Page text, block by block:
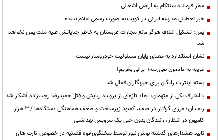
سفر فرمانده سنتکام به اراضی اشغالی
خبر تعطیلی مدرسه ایرانی در کویت به صورت رسمی اعلام نشده
یمن: تشکیل ائتلاف هرگز مانع مجازات عربستان به خاطر جنایاتش علیه ملت یمن نخواهد
شد
نشان استاندارد به معنای پایان مسئولیت خودروساز نیست
غریبه به دادمون نمی‌رسه؛ ایرانی بخریم!
بسته اینترنت رایگان برای خبرنگاران فعال شد
با اعتراف یکی از متهمان، ابعاد تازه‌ای از پرونده ربایش و قتل حمیدرضا رجب‌زاده آشکار شد
ریمـدان؛ مرزی گرفتار در صف، کمبود زیرساخت و ضعف هماهنگی دستگاه‌ها / ۳ هزار
کامیون در انتظار، رانندگان بدون حتی یک سرویس بهداشتی!
تایید هشدارهای گذشته بولتن نیوز توسط سخنگوی قوه قضائیه در خصوص کارت های